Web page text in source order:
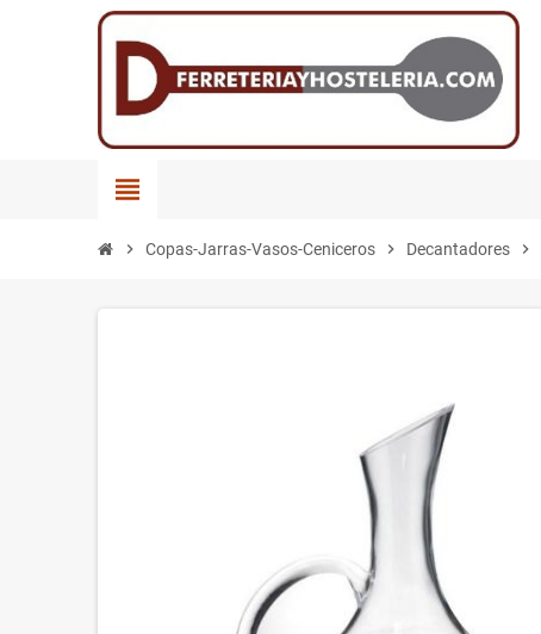
view_headline
chevron_right Copas-Jarras-Vasos-Ceniceros chevron_right Decantadores chevron_right